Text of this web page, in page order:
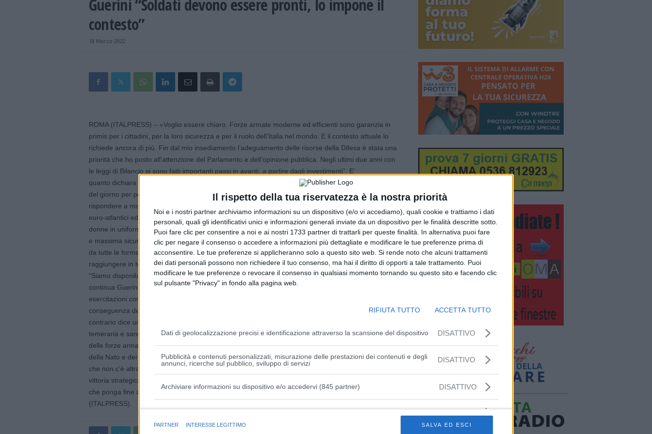
Il rispetto della tua riservatezza è la nostra priorità
Noi e i nostri partner archiviamo informazioni su un dispositivo (e/o vi accediamo), quali cookie e trattiamo i dati
personali, quali gli identificativi unici e informazioni generali inviate da un dispositivo per le finalità descritte sotto.
Puoi fare clic per consentire a noi e ai nostri 1733 partner di trattarli per queste finalità. In alternativa puoi fare
clic per negare il consenso o accedere a informazioni più dettagliate e modificare le tue preferenze prima di
acconsentire. Le tue preferenze si applicheranno solo a questo sito web. Si rende noto che alcuni trattamenti
dei dati personali possono non richiedere il tuo consenso, ma hai il diritto di opporti a tale trattamento. Puoi
modificare le tue preferenze o revocare il consenso in qualsiasi momento tornando su questo sito e facendo clic
sul pulsante "Privacy" in fondo alla pagina web.
RIFIUTA TUTTO ACCETTA TUTTO
Dati di geolocalizzazione precisi e identificazione attraverso la scansione del dispositivo DISATTIVO
Pubblicità e contenuti personalizzati, misurazione delle prestazioni dei contenuti e degli
annunci, ricerche sul pubblico, sviluppo di servizi
DISATTIVO
Archiviare informazioni su dispositivo e/o accedervi (845 partner) DISATTIVO
Finalità e caratteristiche speciali
PARTNER INTERESSE LEGITTIMO SALVA ED ESCI
Guerini “Soldati devono essere pronti, lo impone il
contesto”
18 Marzo 2022
ROMA (ITALPRESS) – «Voglio essere chiaro: Forze armate moderne ed efficienti sono garanzia in
primis per i cittadini, per la loro sicurezza e per il ruolo dell’Italia nel mondo. E il contesto attuale lo
richiede ancora di più. Fin dal mio insediamento l’adeguamento delle risorse della Difesa è stata una
priorità che ho posto all’attenzione del Parlamento e dell’opinione pubblica. Negli ultimi due anni con
le leggi di Bilancio si sono fatti importanti passi in avanti, a partire dagli investimenti”. E’
quanto dichiara al Corriere della Sera il Ministro della Difesa Lorenzo Guerini a proposito di un ordine
del giorno per portare le spese militari al 2 per cento del Pil. “Le Forze armate sono chiamate a
rispondere a missioni decisive: la difesa dello Stato e dei suoi interessi vitali, la difesa degli spazi
euro-atlantici ed euro-mediterranei, le missioni internazionali. E’ quindi necessario che gli uomini e le
donne in uniforme siano messi in grado di svolgerle nel miglior modo possibile, con piena operatività
e massima sicurezza. E che il Paese possa contare su uno strumento militare capace di difenderlo
da tutte le forme di rischi. La Camera, a larga maggioranza, ha deciso di incentivare il governo a
raggiungere in tempi rapidi questo obiettivo che riguarda la nostra appartenenza alla Nato».
“Siamo disponibili a rafforzare le misure di rassicurazione dei paesi più esposti sul fianco sud-est –
continua Guerini – Per questo ho intensificato le interlocuzioni con l’Ungheria, dove parteciperemo a
esercitazioni congiunte. Iniziative che sono il nostro contributo al rafforzamento della deterrenza in
conseguenza delle scelte di Putin. La Nato è un’alleanza difensiva, non una minaccia. Chi racconta il
contrario dice una bugia». «L’Ucraina sta eroicamente resistendo all’invasione russa. Un’aggressione
temeraria e sanguinosa. Putin ha sbagliato i suoi calcoli: ha sottovalutato la reazione del popolo e
delle forze armate ucraine, ha sottovalutato i limiti della sua macchina militare, la reazione unanime
della Nato e dei Paesi europei e la condanna della comunità internazionale. E’ tempo che capisca
che non c’è altra strada che quella diplomatica. Ciò passa attraverso il riconoscimento che una
vittoria strategica per lui non è più possibile. Bisogna lavorare a un negoziato trasparente e sincero
che ponga fine alle sofferenze del popolo ucraino» conclude Guerini.
(ITALPRESS).